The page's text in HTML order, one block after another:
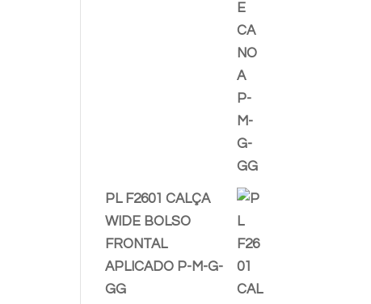
PL F2601 CALÇA
WIDE BOLSO
FRONTAL
APLICADO P-M-G-
GG